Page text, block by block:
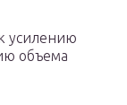
усилению
объема